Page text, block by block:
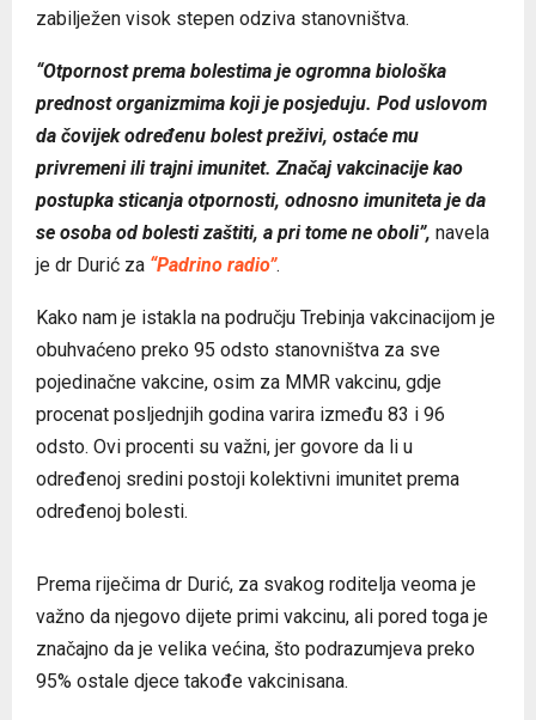
zabilježen visok stepen odziva stanovništva.
“Otpornost prema bolestima je ogromna biološka
prednost organizmima koji je posjeduju. Pod uslovom
da čovijek određenu bolest preživi, ostaće mu
privremeni ili trajni imunitet. Značaj vakcinacije kao
postupka sticanja otpornosti, odnosno imuniteta je da
se osoba od bolesti zaštiti, a pri tome ne oboli”, navela
je dr Durić za “Padrino radio”.
Kako nam je istakla na području Trebinja vakcinacijom je
obuhvaćeno preko 95 odsto stanovništva za sve
pojedinačne vakcine, osim za MMR vakcinu, gdje
procenat posljednjih godina varira između 83 i 96
odsto. Ovi procenti su važni, jer govore da li u
određenoj sredini postoji kolektivni imunitet prema
određenoj bolesti.
Prema riječima dr Durić, za svakog roditelja veoma je
važno da njegovo dijete primi vakcinu, ali pored toga je
značajno da je velika većina, što podrazumjeva preko
95% ostale djece takođe vakcinisana.